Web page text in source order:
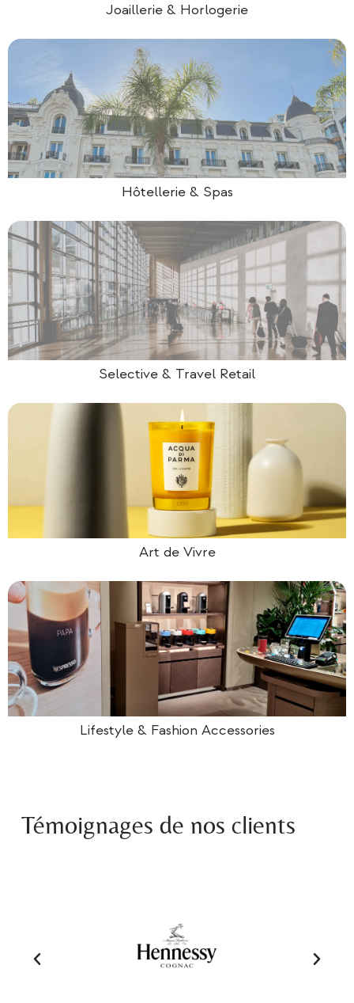
Joaillerie & Horlogerie
Hôtellerie & Spas
Selective & Travel Retail
Art de Vivre
Lifestyle & Fashion Accessories
Témoignages de nos clients